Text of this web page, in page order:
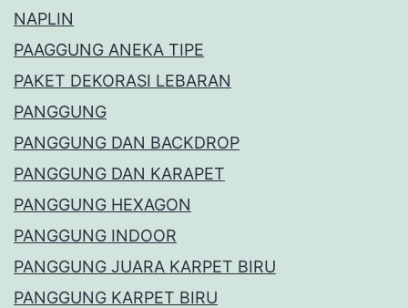
NAPLIN
PAAGGUNG ANEKA TIPE
PAKET DEKORASI LEBARAN
PANGGUNG
PANGGUNG DAN BACKDROP
PANGGUNG DAN KARAPET
PANGGUNG HEXAGON
PANGGUNG INDOOR
PANGGUNG JUARA KARPET BIRU
PANGGUNG KARPET BIRU